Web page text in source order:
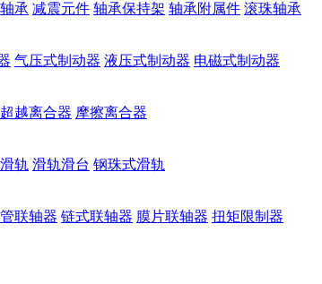
承 减震元件 轴承保持架 轴承附属件 滚珠轴承
气压式制动器 液压式制动器 电磁式制动器
超越离合器 摩擦离合器
轨 滑轨滑台 钢珠式滑轨
联轴器 链式联轴器 膜片联轴器 扭矩限制器